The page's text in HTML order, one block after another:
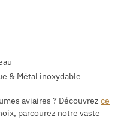
& Métal inoxydable
aviaires ? Découvrez ce
parcourez notre vaste